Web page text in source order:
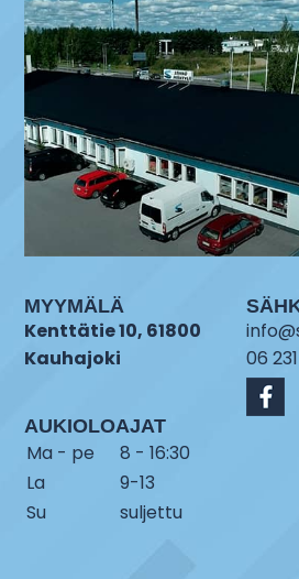
MYYMÄLÄ
Kenttätie 10, 61800
Kauhajoki
AUKIOLOAJAT
Ma - pe
8 - 16:30
La
9-13
Su
suljettu
06